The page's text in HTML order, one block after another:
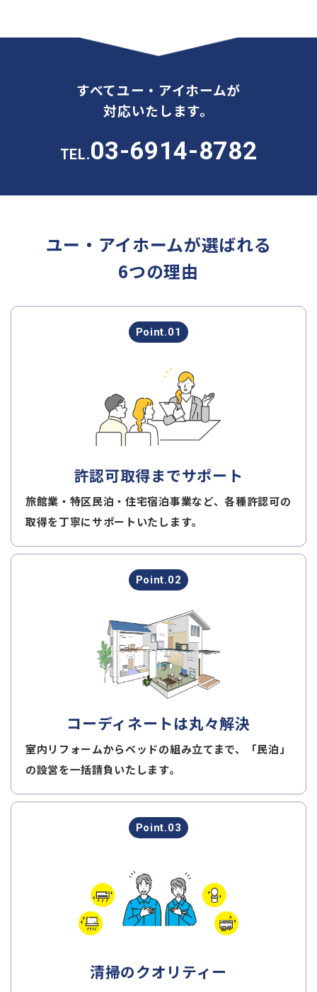
すべてユー・アイホームが
対応いたします。
TEL.03-6914-8782
ユー・アイホームが選ばれる
6つの理由
Point.01
許認可取得までサポート
旅館業・特区民泊・住宅宿泊事業など、各種許認可の
取得を丁寧にサポートいたします。
Point.02
コーディネートは丸々解決
室内リフォームからベッドの組み立てまで、「民泊」
の設営を一括請負いたします。
Point.03
清掃のクオリティー